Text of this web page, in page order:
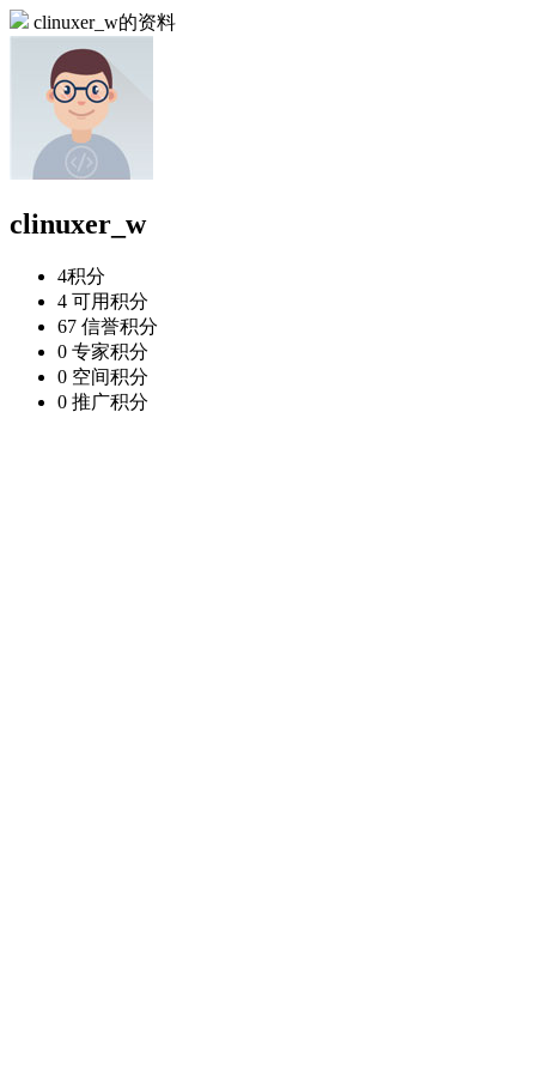
clinuxer_w的资料
clinuxer_w
4积分
4 可用积分
67 信誉积分
0 专家积分
0 空间积分
0 推广积分